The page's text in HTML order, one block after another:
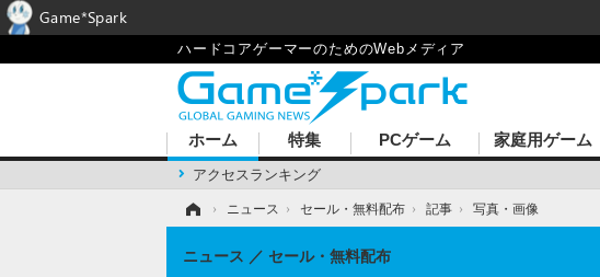
ハードコアゲーマーのためのWebメディア
ホーム
アクセスランキング
特集 PCゲーム 家庭用ゲーム
› ニュース › セール・無料配布 › 記事 › 写真・画像
ニュース セール・無料配布
Game*Spark